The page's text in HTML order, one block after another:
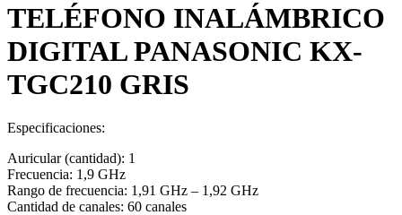
TELÉFONO INALÁMBRICO
DIGITAL PANASONIC KX-
TGC210 GRIS
Especificaciones:
Auricular (cantidad): 1
Frecuencia: 1,9 GHz
Rango de frecuencia: 1,91 GHz – 1,92 GHz
Cantidad de canales: 60 canales